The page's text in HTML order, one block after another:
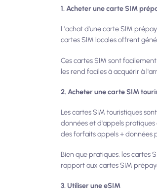
1. Acheter une carte SIM
L'achat d'une carte SIM
cartes SIM locales offrent
Ces cartes SIM sont
les rend faciles à acquérir à
2. Acheter une carte SIM
Les cartes SIM touristiques
données et d'appels pratiques
des forfaits appels + données
Bien que pratiques, les cartes
rapport aux cartes SIM
3. Utiliser une eSIM